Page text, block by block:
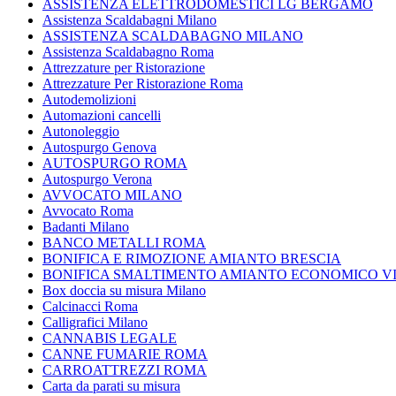
ASSISTENZA ELETTRODOMESTICI LG BERGAMO
Assistenza Scaldabagni Milano
ASSISTENZA SCALDABAGNO MILANO
Assistenza Scaldabagno Roma
Attrezzature per Ristorazione
Attrezzature Per Ristorazione Roma
Autodemolizioni
Automazioni cancelli
Autonoleggio
Autospurgo Genova
AUTOSPURGO ROMA
Autospurgo Verona
AVVOCATO MILANO
Avvocato Roma
Badanti Milano
BANCO METALLI ROMA
BONIFICA E RIMOZIONE AMIANTO BRESCIA
BONIFICA SMALTIMENTO AMIANTO ECONOMICO
Box doccia su misura Milano
Calcinacci Roma
Calligrafici Milano
CANNABIS LEGALE
CANNE FUMARIE ROMA
CARROATTREZZI ROMA
Carta da parati su misura